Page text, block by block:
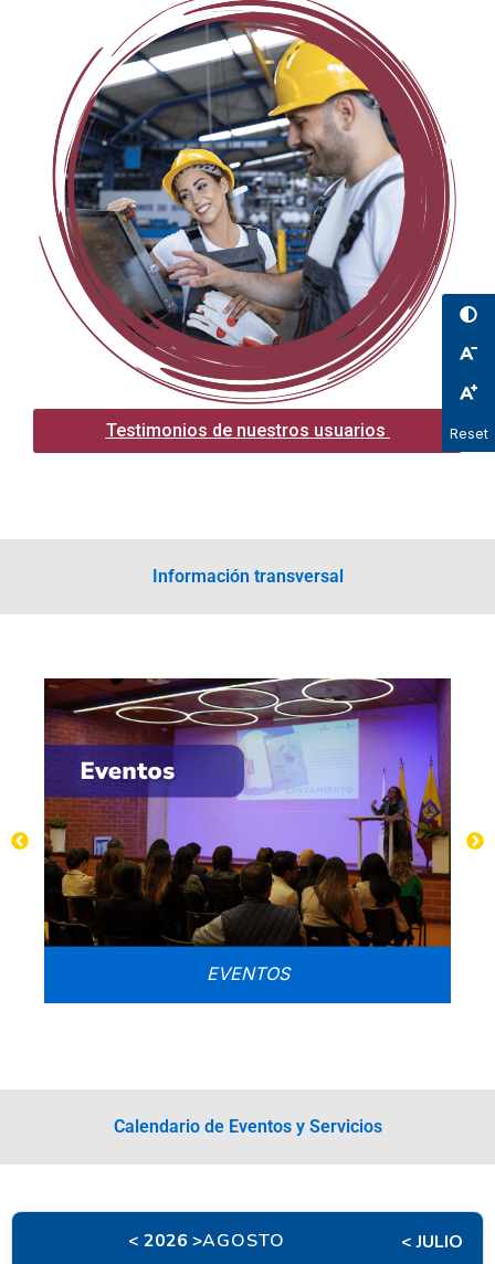
Reset
Testimonios de nuestros usuarios
Información transversal
SMF
Calendario de Eventos y Servicios
< JULIO
< 2026 >AGOSTO